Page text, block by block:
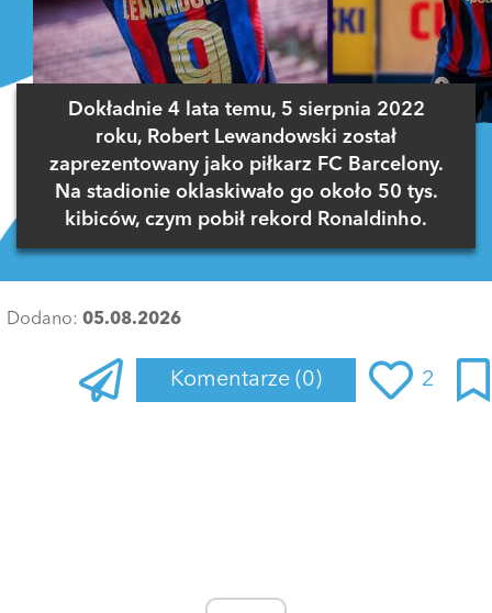
Dokładnie 4 lata temu, 5 sierpnia 2022
roku, Robert Lewandowski został
zaprezentowany jako piłkarz FC Barcelony.
Na stadionie oklaskiwało go około 50 tys.
kibiców, czym pobił rekord Ronaldinho.
Dodano: 05.08.2026
Komentarze (0) 2